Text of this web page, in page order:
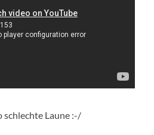
schlechte Laune :-/